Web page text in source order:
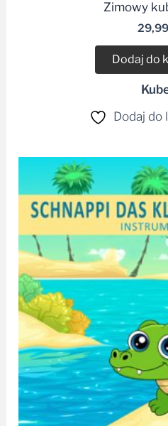
Zimowy
29,99
Dodaj do
Dodaj do